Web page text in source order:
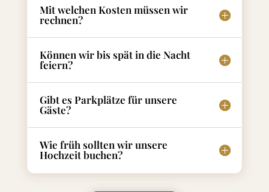
Mit welchen Kosten müssen wir
rechnen?
Können wir bis spät in die Nacht
feiern?
Gibt es Parkplätze für unsere
Gäste?
Wie früh sollten wir unsere
Hochzeit buchen?